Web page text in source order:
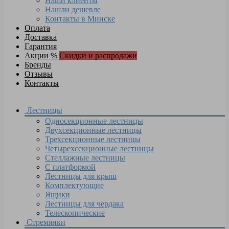
Нашли дешевле
Контакты в Минске
Оплата
Доставка
Гарантия
Акции % Скидки и распродажи
Бренды
Отзывы
Контакты
Лестницы
Односекционные лестницы
Двухсекционные лестницы
Трехсекционные лестницы
Четырехсекционные лестницы
Стеллажные лестницы
С платформой
Лестницы для крыш
Комплектующие
Ящики
Лестницы для чердака
Телескопические
Стремянки